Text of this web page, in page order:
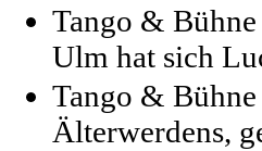
Tango &
Ulm hat sich
Tango &
Älterwerdens,